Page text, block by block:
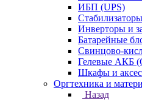
ИБП (UPS)
Инверторы и
Батарейные
Свинцово-
Гелевые АКБ
Шкафы и
Оргтехника и
Назад